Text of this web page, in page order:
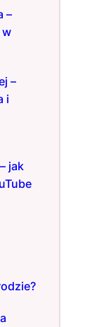
–
w
–
i
jak